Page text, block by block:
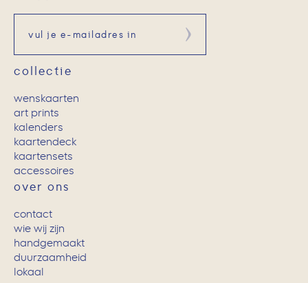
Aanmelden
collectie
wenskaarten
art prints
kalenders
kaartendeck
kaartensets
accessoires
over ons
contact
wie wij zijn
handgemaakt
duurzaamheid
lokaal